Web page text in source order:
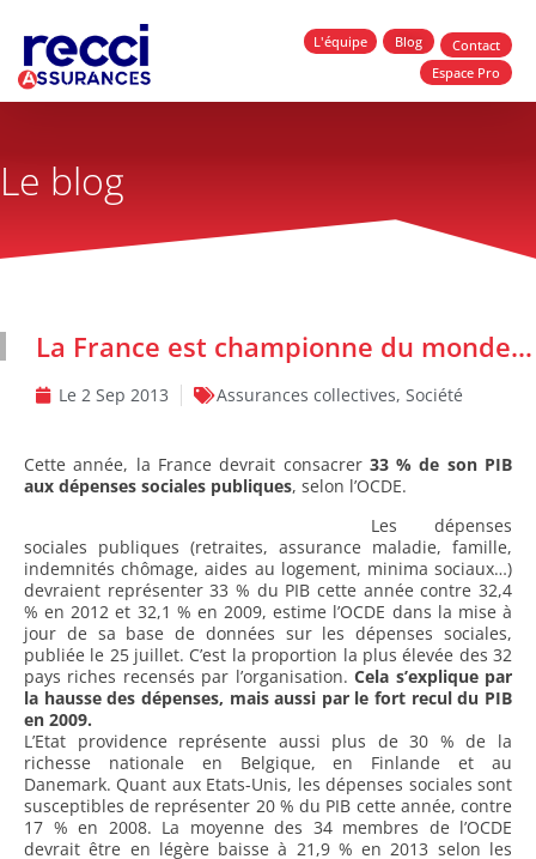
L'équipe Blog
Contact
Espace Pro
Le blog
La France est championne du monde…
Le 2 Sep 2013 Assurances collectives, Société
Cette année, la France devrait consacrer 33 % de son PIB
aux dépenses sociales publiques, selon l’OCDE.
Les dépenses
sociales publiques (retraites, assurance maladie, famille,
indemnités chômage, aides au logement, minima sociaux…)
devraient représenter 33 % du PIB cette année contre 32,4
% en 2012 et 32,1 % en 2009, estime l’OCDE dans la mise à
jour de sa base de données sur les dépenses sociales,
publiée le 25 juillet. C’est la proportion la plus élevée des 32
pays riches recensés par l’organisation.Cela s’explique par
la hausse des dépenses, mais aussi par le fort recul du PIB
en 2009.
L’Etat providence représente aussi plus de 30 % de la
richesse nationale en Belgique, en Finlande et au
Danemark. Quant aux Etats-Unis, les dépenses sociales sont
susceptibles de représenter 20 % du PIB cette année, contre
17 % en 2008. La moyenne des 34 membres de l’OCDE
devrait être en légère baisse à 21,9 % en 2013 selon les